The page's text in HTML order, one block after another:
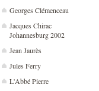
Georges Clémenceau
Jacques Chirac
Johannesburg 2002
Jean Jaurès
Jules Ferry
L'Abbé Pierre